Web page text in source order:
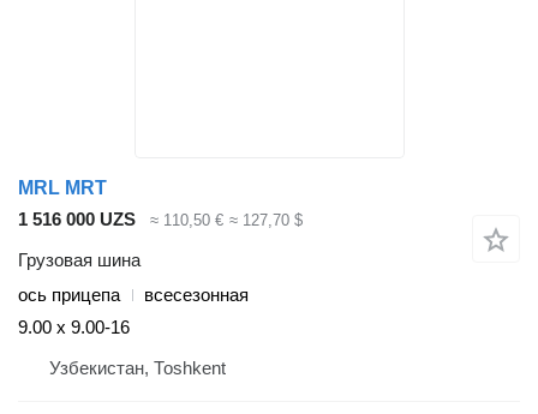
MRL MRT
1 516 000 UZS
≈ 110,50 € ≈ 127,70 $
Грузовая шина
ось прицепа
всесезонная
9.00 x 9.00-16
Узбекистан, Тоshkent